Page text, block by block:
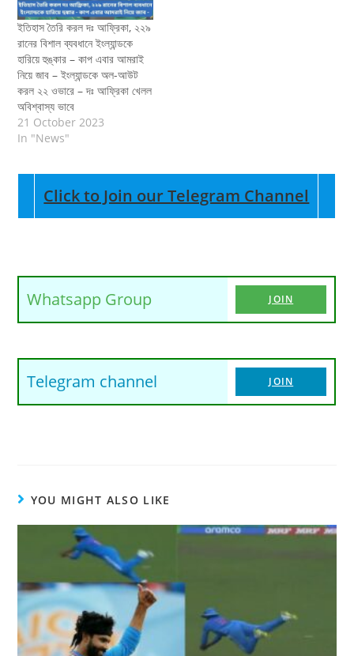
ইতিহাস তৈরি করল দঃ আফ্রিকা, ২২৯
রানের বিশাল ব্যবধানে ইংল্যান্ডকে
হারিয়ে হুঙ্কার – কাপ এবার আমরাই
নিয়ে জাব – ইংল্যান্ডকে অল-আউট
করল ২২ ওভারে – দঃ আফ্রিকা খেলল
অবিশ্বাস্য ভাবে
21 October 2023
In "News"
Click to Join our Telegram Channel
Whatsapp Group JOIN
Telegram channel JOIN
YOU MIGHT ALSO LIKE